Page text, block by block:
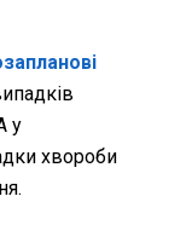
у
хвороби